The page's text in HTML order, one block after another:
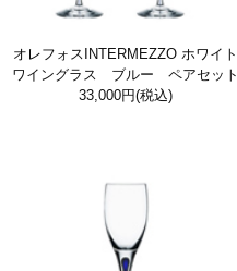
オレフォスINTERMEZZO ホワイト
ワイングラス ブルー ペアセット
33,000円(税込)